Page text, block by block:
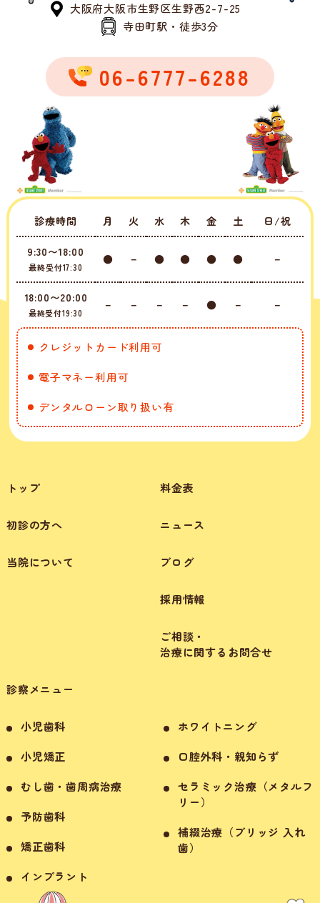
大阪府大阪市生野区生野西2-7-25
寺田町駅・徒歩3分
06-6777-6288
診療時間 月 火 水 木 金 土 日/祝
9:30〜18:00
最終受付17:30
● － ● ● ● ● －
18:00〜20:00
最終受付19:30
－ － － － ● － －
クレジットカード利用可
電子マネー利用可
デンタルローン取り扱い有
トップ
初診の方へ
当院について
診察メニュー
小児歯科
小児矯正
むし歯・歯周病治療
予防歯科
矯正歯科
インプラント
ホワイトニング
口腔外科・親知らず
セラミック治療（メタルフ
リー）
補綴治療（ブリッジ 入れ
歯）
料金表
ニュース
ブログ
採用情報
ご相談・
治療に関するお問合せ